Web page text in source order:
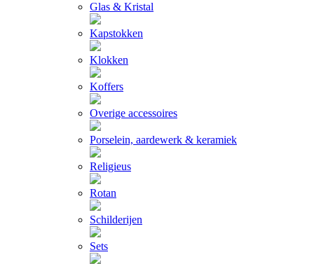
Glas & Kristal
Kapstokken
Klokken
Koffers
Overige accessoires
Porselein, aardewerk & keramiek
Religieus
Rotan
Schilderijen
Sets